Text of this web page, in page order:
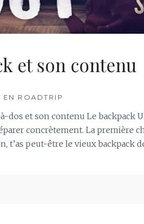
et son contenu
ROADTRIP
dos et son contenu Le backpack
concrètement. La première
t’as peut-être le vieux backpack